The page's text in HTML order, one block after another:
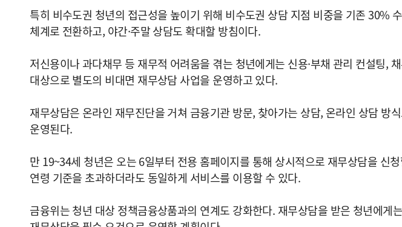
특히 비수도권 청년의 접근성을 높이기 위해 비수도권 상담 지점 비중을 기존 30%
체계로 전환하고, 야간·주말 상담도 확대할 방침이다.
저신용이나 과다채무 등 재무적 어려움을 겪는 청년에게는 신용·부채 관리 컨설팅,
대상으로 별도의 비대면 재무상담 사업을 운영하고 있다.
재무상담은 온라인 재무진단을 거쳐 금융기관 방문, 찾아가는 상담, 온라인 상담
운영된다.
만 19~34세 청년은 오는 6일부터 전용 홈페이지를 통해 상시적으로 재무상담을 신
연령 기준을 초과하더라도 동일하게 서비스를 이용할 수 있다.
금융위는 청년 대상 정책금융상품과의 연계도 강화한다. 재무상담을 받은 청년에